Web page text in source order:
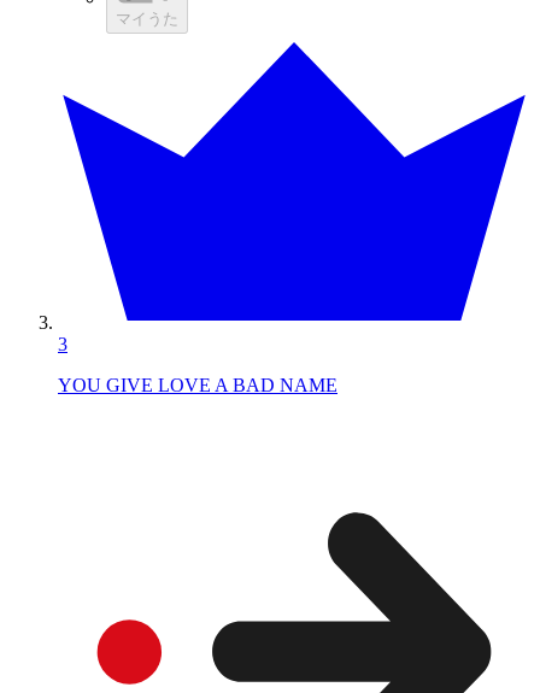
マイうた
3
YOU GIVE LOVE A BAD NAME